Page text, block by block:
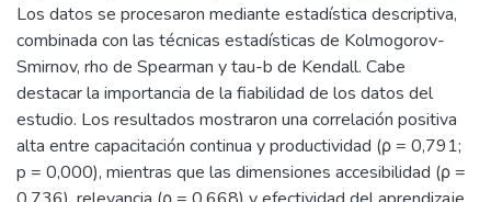
Los datos se procesaron mediante estadística descriptiva,
combinada con las técnicas estadísticas de Kolmogorov-
Smirnov, rho de Spearman y tau-b de Kendall. Cabe
destacar la importancia de la fiabilidad de los datos del
estudio. Los resultados mostraron una correlación positiva
alta entre capacitación continua y productividad (ρ = 0,791;
p = 0,000), mientras que las dimensiones accesibilidad (ρ =